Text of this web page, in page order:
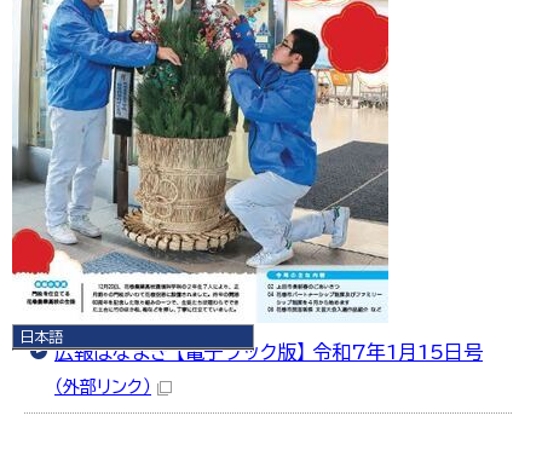
日本語
日本語
English
広報はなまき 【電子ブック版】 令和7年1月15日号
（外部リンク）